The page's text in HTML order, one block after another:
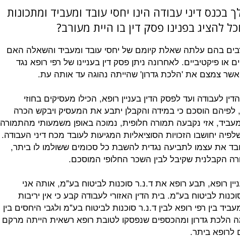
דיני עבודה הינו יחסי עובד ומעביד ומתכונות
להציג בפנינו פסק דין בו היית מעורב?
בהם עלתה שאלת קיומם של יחסי עובד ומעביד והשאלה האם
פיקטיביים. לאחרונה ניתן פסק דין בעניינו של רפי רופא נגד
אשר צמצם את 'הלכת גדרון' שהייתה נהוגה עד אותה עת.
לעבודה ועד לפסק הדין בעניין רופא, הכילו מעסיקים בחוזי
לפיהם הוסכם כי במידה והקבלן יתבע את המעסיק ויבקש הכרה
אזי נקבעה תמורה חלופית, נמוכה באופן משמעותי מהתמורה
יחושבו הזכויות הסוציאליות המגיעות לעובד מכח דיני העבודה.
את עצמו לתביעה נגדית להשבת כל סכומים ששולמו לו ביתר,
הקבלנית שקיבל לבין השכר החלופי המוסכם.
רופא, תבע רופא את ד.נ.ר סוכנות לביטוח בע"מ, אותה אני
לביטוח בע"מ. בית הדין האזורי לעבודה קבע כי אין יריבות
בין רפי רופא לבין ד.נ.ר סוכנות לביטוח בע"מ ולגבי היחסים בין
הלכת גדרון ומהכספים שנפסקו לטובת רופא רשאית הייתה מרקם
ביתר.